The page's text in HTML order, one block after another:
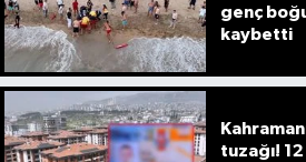
genç
kaybetti
tuzağı!